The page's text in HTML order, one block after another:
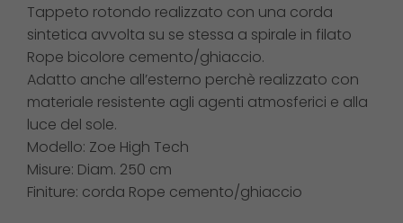
Tappeto rotondo realizzato con una corda
sintetica avvolta su se stessa a spirale in filato
Rope bicolore cemento/ghiaccio.
Adatto anche all’esterno perchè realizzato con
materiale resistente agli agenti atmosferici e alla
luce del sole.
Modello: Zoe High Tech
Misure: Diam. 250 cm
Finiture: corda Rope cemento/ghiaccio